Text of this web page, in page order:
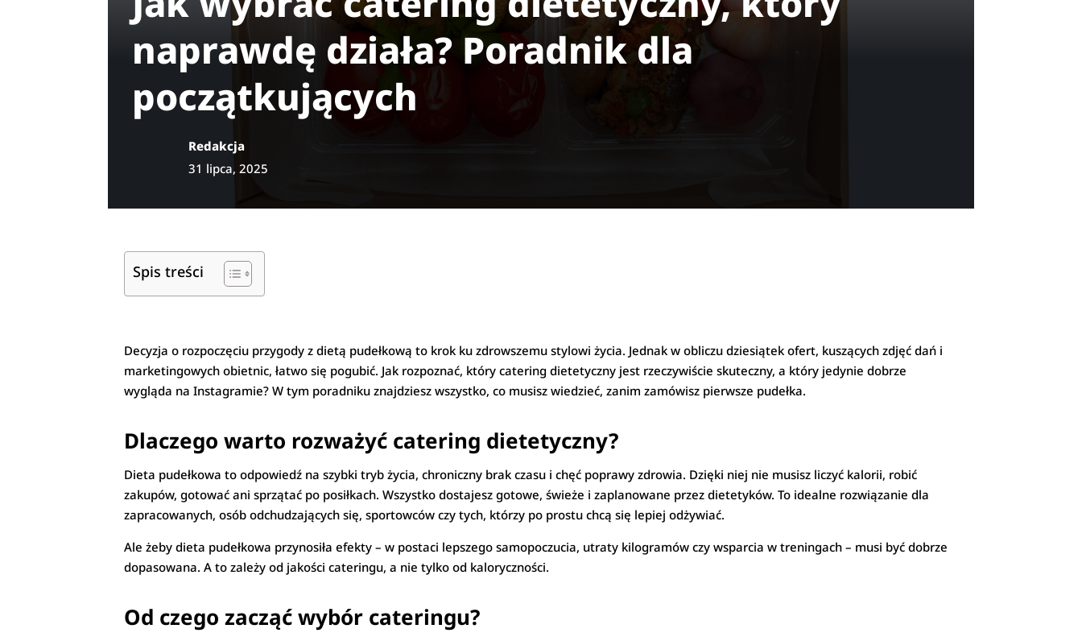
naprawdę działa? Poradnik dla
początkujących
Redakcja
31 lipca, 2025
Spis treści
Decyzja o rozpoczęciu przygody z dietą pudełkową to krok ku zdrowszemu stylowi życia. Jednak w obliczu dziesiątek ofert, kuszących zdjęć dań i
marketingowych obietnic, łatwo się pogubić. Jak rozpoznać, który catering dietetyczny jest rzeczywiście skuteczny, a który jedynie dobrze
wygląda na Instagramie? W tym poradniku znajdziesz wszystko, co musisz wiedzieć, zanim zamówisz pierwsze pudełka.
Dlaczego warto rozważyć catering dietetyczny?
Dieta pudełkowa to odpowiedź na szybki tryb życia, chroniczny brak czasu i chęć poprawy zdrowia. Dzięki niej nie musisz liczyć kalorii, robić
zakupów, gotować ani sprzątać po posiłkach. Wszystko dostajesz gotowe, świeże i zaplanowane przez dietetyków. To idealne rozwiązanie dla
zapracowanych, osób odchudzających się, sportowców czy tych, którzy po prostu chcą się lepiej odżywiać.
Ale żeby dieta pudełkowa przynosiła efekty – w postaci lepszego samopoczucia, utraty kilogramów czy wsparcia w treningach – musi być dobrze
dopasowana. A to zależy od jakości cateringu, a nie tylko od kaloryczności.
Od czego zacząć wybór cateringu?